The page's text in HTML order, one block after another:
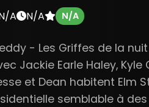
A N/A N/A
- Les Griffes de la
Jackie Earle Haley, Kyle
et Dean habitent Elm
semblable à